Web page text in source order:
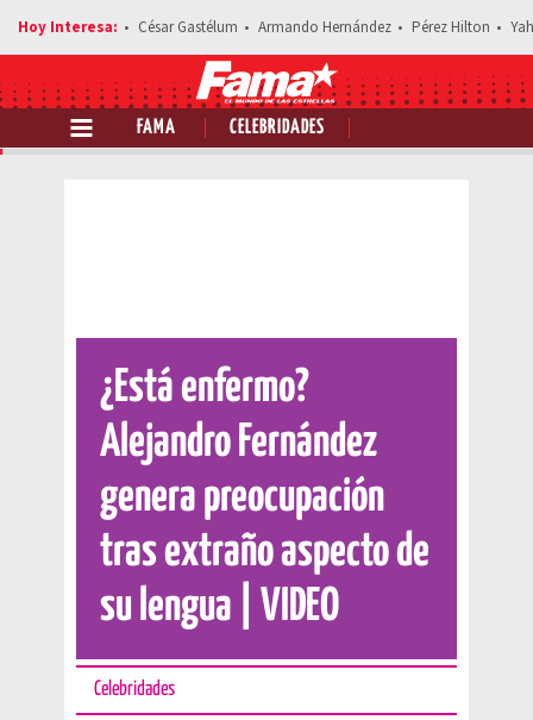
César Gastélum Armando Hernández Pérez Hilton
FAMA CELEBRIDADES
Comparte esta noticia
¿Está enfermo?
Alejandro Fernández
genera preocupación
tras extraño aspecto de
su lengua | VIDEO
Celebridades